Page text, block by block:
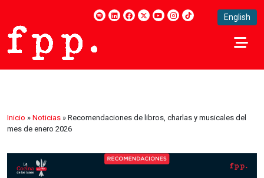
English
Inicio » Noticias » Recomendaciones de libros, charlas y musicales del
mes de enero 2026